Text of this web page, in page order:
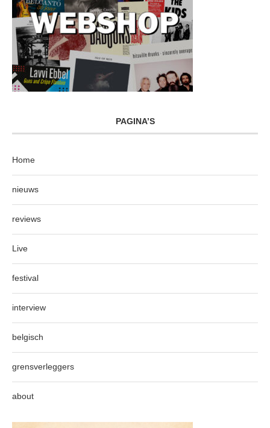
PAGINA’S
Home
nieuws
reviews
Live
festival
interview
belgisch
grensverleggers
about